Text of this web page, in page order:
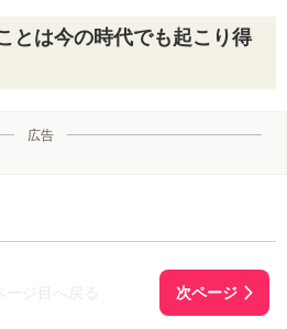
とは今の時代でも起こり得
広告